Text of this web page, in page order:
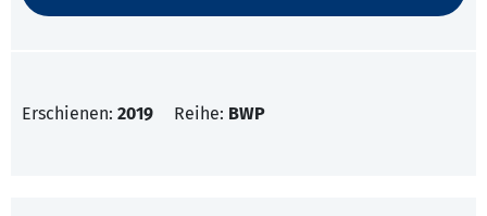
Erschienen: 2019 Reihe: BWP